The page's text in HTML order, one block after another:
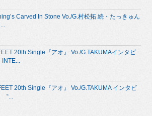
Carved In Stone Vo./G.村松拓 続・たっきゅん
20th Single『アオ』 Vo./G.TAKUMAインタビ
INTE...
20th Single『アオ』 Vo./G.TAKUMA インタビ
“...